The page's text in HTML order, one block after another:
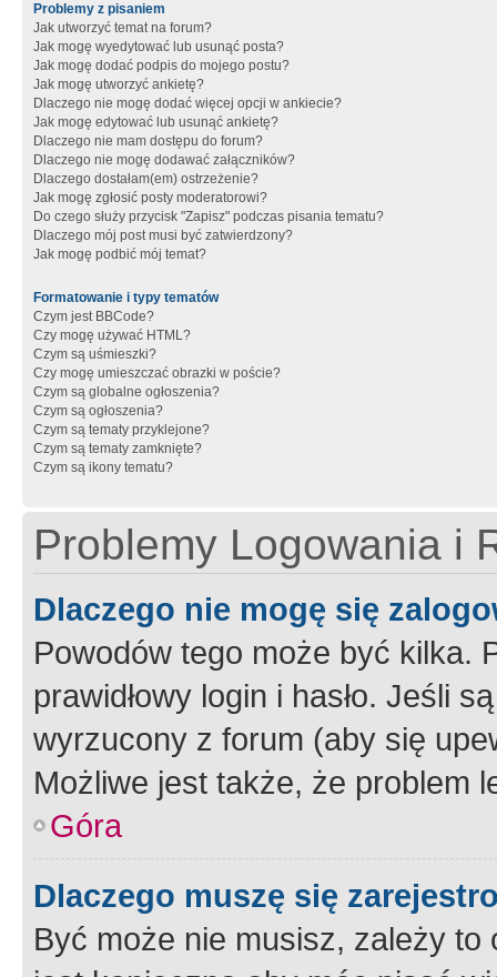
Problemy z pisaniem
Jak utworzyć temat na forum?
Jak mogę wyedytować lub usunąć posta?
Jak mogę dodać podpis do mojego postu?
Jak mogę utworzyć ankietę?
Dlaczego nie mogę dodać więcej opcji w ankiecie?
Jak mogę edytować lub usunąć ankietę?
Dlaczego nie mam dostępu do forum?
Dlaczego nie mogę dodawać załączników?
Dlaczego dostałam(em) ostrzeżenie?
Jak mogę zgłosić posty moderatorowi?
Do czego służy przycisk "Zapisz" podczas pisania tematu?
Dlaczego mój post musi być zatwierdzony?
Jak mogę podbić mój temat?
Formatowanie i typy tematów
Czym jest BBCode?
Czy mogę używać HTML?
Czym są uśmieszki?
Czy mogę umieszczać obrazki w poście?
Czym są globalne ogłoszenia?
Czym są ogłoszenia?
Czym są tematy przyklejone?
Czym są tematy zamknięte?
Czym są ikony tematu?
Problemy Logowania i
Dlaczego nie mogę się
Powodów tego może być kilka.
prawidłowy login i hasło. Jeśli
wyrzucony z forum (aby się
Możliwe jest także, że problem
Góra
Dlaczego muszę się
Być może nie musisz, zależy